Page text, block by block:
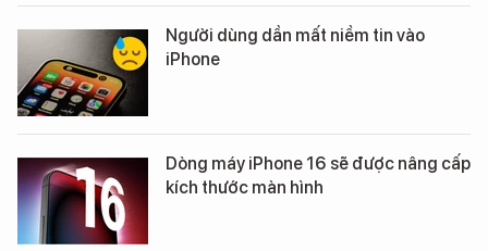
Người dùng dần mất niềm tin vào
iPhone
Dòng máy iPhone 16 sẽ được nâng cấp
kích thước màn hình